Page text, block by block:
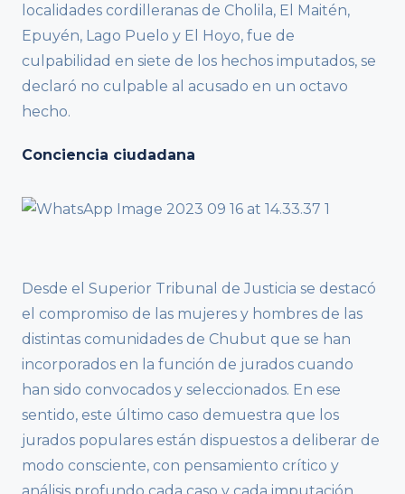
localidades cordilleranas de Cholila, El Maitén,
Epuyén, Lago Puelo y El Hoyo, fue de
culpabilidad en siete de los hechos imputados, se
declaró no culpable al acusado en un octavo
hecho.
Conciencia ciudadana
Desde el Superior Tribunal de Justicia se destacó
el compromiso de las mujeres y hombres de las
distintas comunidades de Chubut que se han
incorporados en la función de jurados cuando
han sido convocados y seleccionados. En ese
sentido, este último caso demuestra que los
jurados populares están dispuestos a deliberar de
modo consciente, con pensamiento crítico y